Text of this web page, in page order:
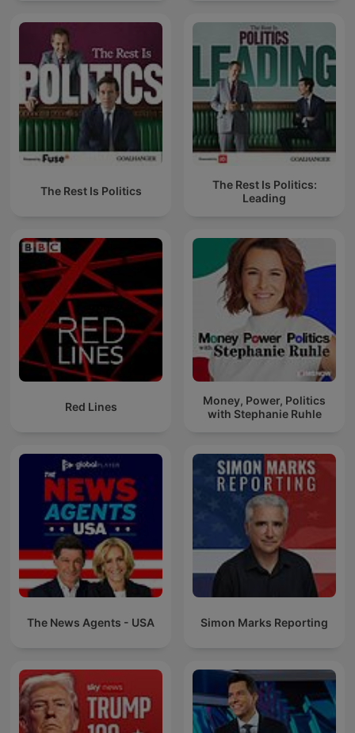
The Rest Is Politics
The Rest Is Politics:
Leading
Red Lines
Money, Power, Politics
with Stephanie Ruhle
The News Agents - USA Simon Marks Reporting